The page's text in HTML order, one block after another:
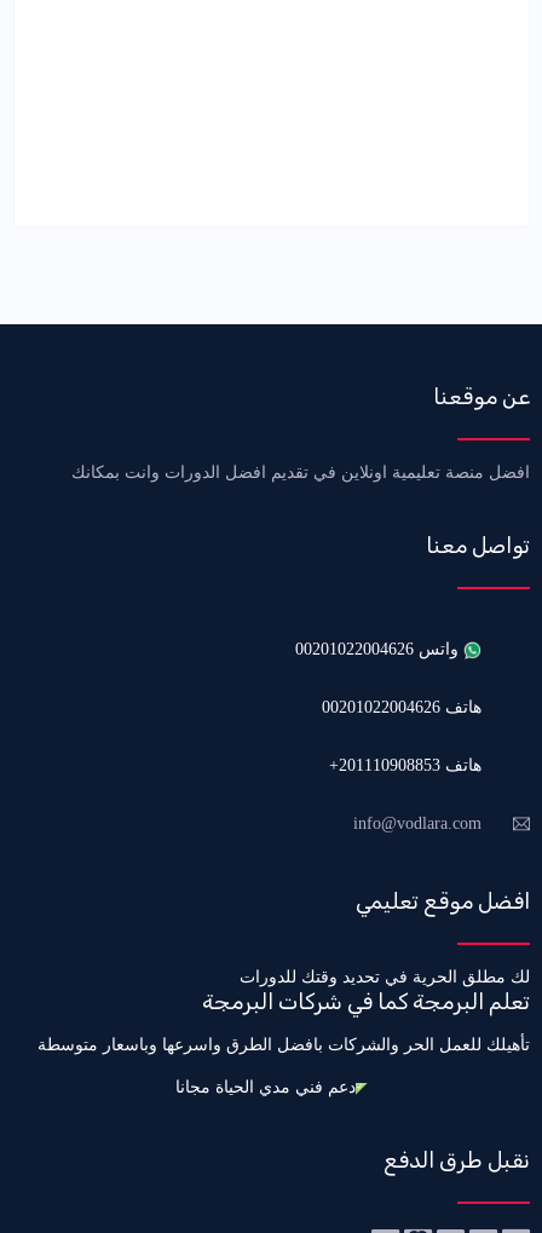
عن موقعنا
افضل منصة تعليمية اونلاين في تقديم افضل الدورات وانت بمكانك
تواصل معنا
واتس 00201022004626
هاتف 00201022004626
هاتف 201110908853+
info@vodlara.com
افضل موقع تعليمي
لك مطلق الحرية في تحديد وقتك للدورات
تعلم البرمجة كما في شركات البرمجة
تأهيلك للعمل الحر والشركات بافضل الطرق واسرعها وباسعار متوسطة
دعم فني مدي الحياة مجانا
نقبل طرق الدفع